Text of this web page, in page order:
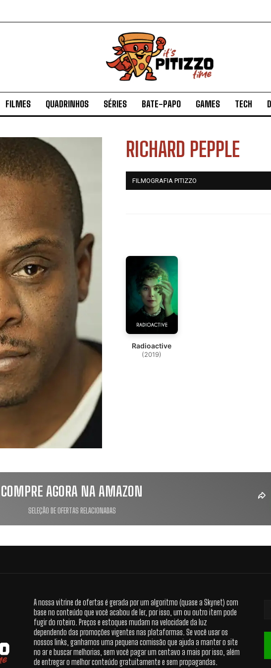
FILMES QUADRINHOS SÉRIES BATE-PAPO GAMES TECH
RICHARD PEPPLE
FILMOGRAFIA PITIZZO
Radioactive
(2019)
COMPRE AGORA NA AMAZON
SELEÇÃO DE OFERTAS RELACIONADAS
A nossa vitrine de ofertas é gerada por um algoritmo (quase a Skynet) com
base no conteúdo que você acabou de ler, por isso, um ou outro item pode
fugir do roteiro. Preços e estoques mudam na velocidade da luz
dependendo das promoções vigentes nas plataformas. Se você usar os
nossos links, ganhamos uma pequena comissão que ajuda a manter o site
no ar e buscar melhorias, sem você pagar um centavo a mais por isso, além
de entregar o melhor conteúdo gratuitamente e sem propagandas.